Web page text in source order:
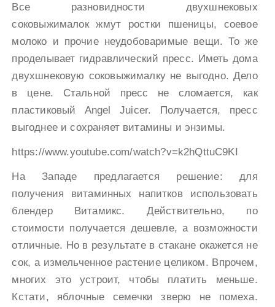
Все разновидности двухшнековых
соковыжималок жмут ростки пшеницы, соевое
молоко и прочие неудобоваримые вещи. То же
проделывает гидравлический пресс. Иметь дома
двухшнековую соковыжималку не выгодно. Дело
в цене. Стальной пресс не сломается, как
пластиковый Angel Juicer. Получается, пресс
выгоднее и сохраняет витамины и энзимы.
https://www.youtube.com/watch?v=k2hQttuC9KI
На Западе предлагается решение: для
получения витаминных напитков использовать
блендер Витамикс. Действительно, по
стоимости получается дешевле, а возможности
отличные. Но в результате в стакане окажется не
сок, а измельченное растение целиком. Впрочем,
многих это устроит, чтобы платить меньше.
Кстати, яблочные семечки зверю не помеха.